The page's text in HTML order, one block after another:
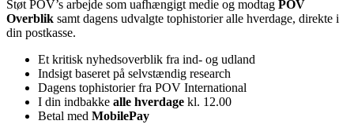
Støt POV’s arbejde som uafhængigt medie og modtag POV
Overblik samt dagens udvalgte tophistorier alle hverdage, direkte i
din postkasse.
Et kritisk nyhedsoverblik fra ind- og udland
Indsigt baseret på selvstændig research
Dagens tophistorier fra POV International
I din indbakke alle hverdage kl. 12.00
Betal med MobilePay